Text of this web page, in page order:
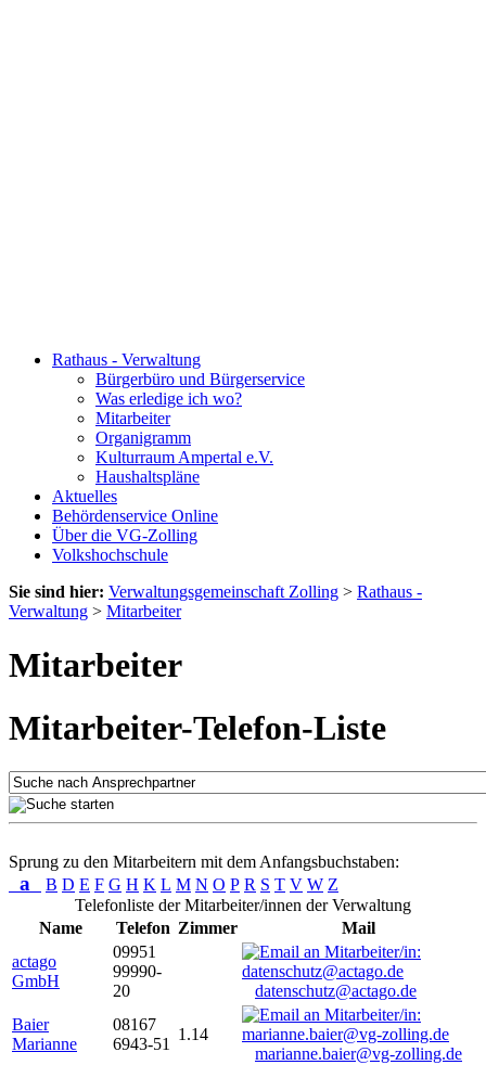
Rathaus - Verwaltung
Bürgerbüro und Bürgerservice
Was erledige ich wo?
Mitarbeiter
Organigramm
Kulturraum Ampertal e.V.
Haushaltspläne
Aktuelles
Behördenservice Online
Über die VG-Zolling
Volkshochschule
Sie sind hier: Verwaltungsgemeinschaft Zolling > Rathaus -
Verwaltung > Mitarbeiter
Mitarbeiter
Mitarbeiter-Telefon-Liste
Sprung zu den Mitarbeitern mit dem Anfangsbuchstaben:
a B D E F G H K L M N O P R S T V W Z
Telefonliste der Mitarbeiter/innen der Verwaltung
Name
Telefon Zimmer
Mail
actago
GmbH
09951
99990-
20
datenschutz@actago.de
Baier
Marianne
08167
6943-51
1.14
marianne.baier@vg-zolling.de